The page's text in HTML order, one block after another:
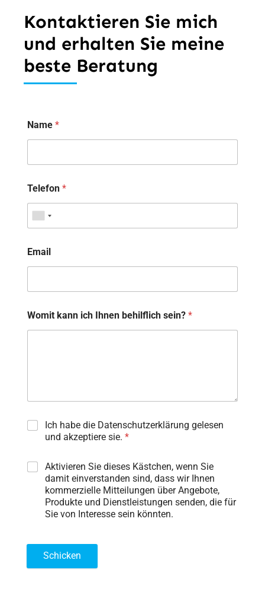
Kontaktieren Sie mich
und erhalten Sie meine
beste Beratung
Name *
Telefon *
Email
Womit kann ich Ihnen behilflich sein? *
Ich habe die Datenschutzerklärung gelesen
und akzeptiere sie. *
Aktivieren Sie dieses Kästchen, wenn Sie
damit einverstanden sind, dass wir Ihnen
kommerzielle Mitteilungen über Angebote,
Produkte und Dienstleistungen senden, die für
Sie von Interesse sein könnten.
Schicken